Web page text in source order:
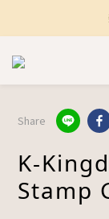
Share
K-
Stamp